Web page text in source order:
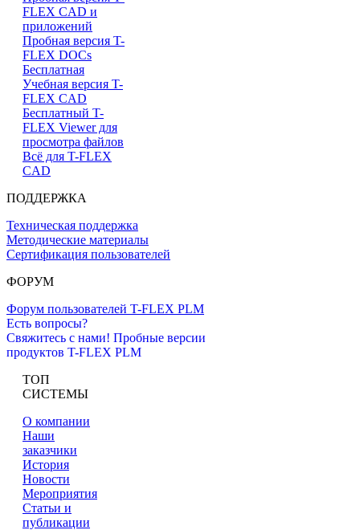
FLEX CAD и
приложений
Пробная версия T-
FLEX DOCs
Бесплатная
Учебная версия T-
FLEX CAD
Бесплатный T-
FLEX Viewer для
просмотра файлов
Всё для T-FLEX
CAD
ПОДДЕРЖКА
Техническая поддержка
Методические материалы
Сертификация пользователей
ФОРУМ
Форум пользователей T-FLEX PLM
Есть вопросы?
Свяжитесь с нами! Пробные версии
продуктов T-FLEX PLM
ТОП
СИСТЕМЫ
О компании
Наши
заказчики
История
Новости
Мероприятия
Статьи и
публикации